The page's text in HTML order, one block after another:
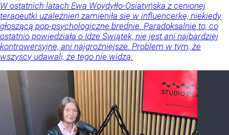
W ostatnich latach Ewa Woydyłło-Osiatyńska z cenionej
terapeutki uzależnień zamieniła się w influencerkę, niekiedy
głoszącą pop-psychologiczne brednie. Paradoksalnie to, co
ostatnio powiedziała o Idze Świątek, nie jest ani najbardziej
kontrowersyjne, ani najgroźniejsze. Problem w tym, że
wszyscy udawali, że tego nie widzą.